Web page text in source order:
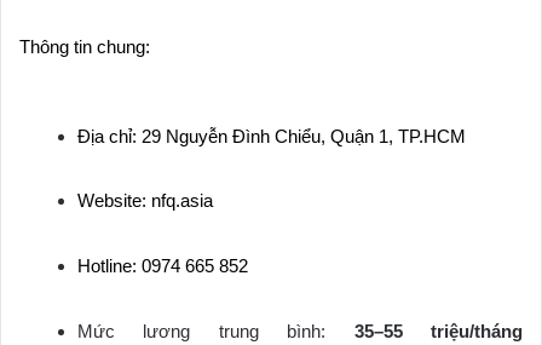
Thông tin chung:
Địa chỉ: 29 Nguyễn Đình Chiểu, Quận 1, TP.HCM
Website: nfq.asia
Hotline: 0974 665 852
Mức lương trung bình: 35–55 triệu/tháng